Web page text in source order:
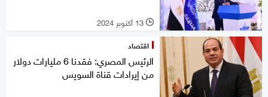
l 13 أكتوبر 2024
اقتصاد
الرئيس المصري: فقدنا 6 مليارات دولار
من إيرادات قناة السويس